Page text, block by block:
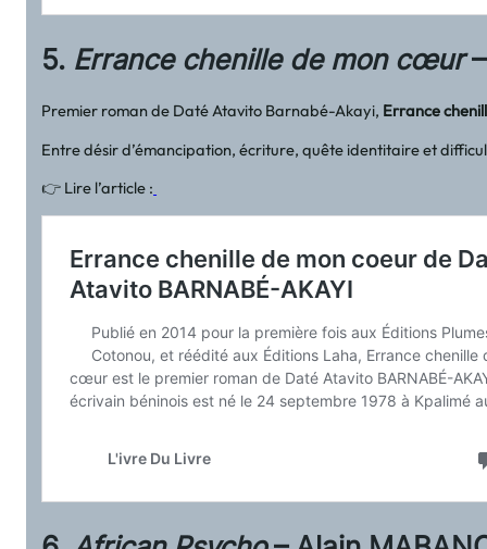
5. Errance chenille de mon cœur–
Premier roman de Daté Atavito Barnabé-Akayi, Errance
Entre désir d’émancipation, écriture, quête identitaire et
👉 Lire l’article :